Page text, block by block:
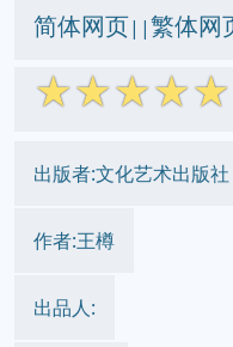
简体网页||繁体网
☆☆☆☆☆
出版者:文化艺术出版社
作者:王樽
出品人: